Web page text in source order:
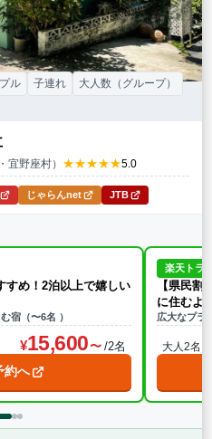
宜野座村） ★★★★★5.0
ル 子連れ 大人数（グループ）
じゃらんnet JTB
すめ！2泊以上で嬉しい
宿（〜6名 ）
15,600 /2名
約へ
楽天トラ
【県民
に住むよ
広大なプラ
大人2名